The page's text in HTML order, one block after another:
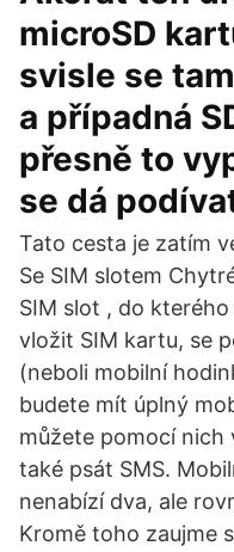
microSD
svisle se
a případná
přesně to
se dá
Tato cesta je zatím
Se SIM slotem
SIM slot , do
vložit SIM kartu, se
(neboli mobilní
budete mít úplný
můžete pomocí
také psát SMS.
nenabízí dva, ale
Kromě toho zaujme